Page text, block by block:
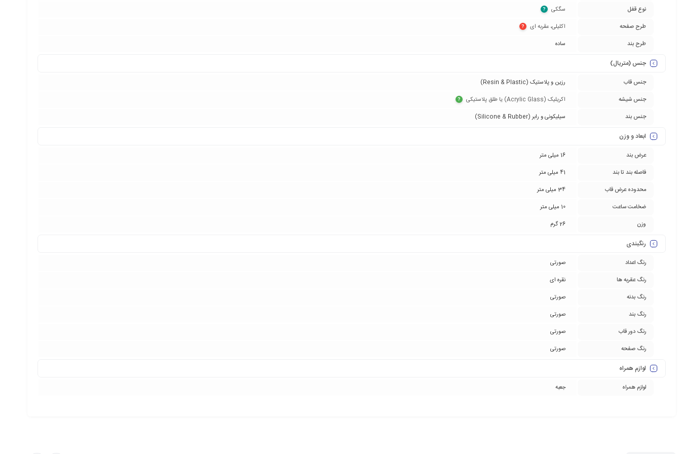
نوع قفل سگکی‏ ?
طرح صفحه اکلیلی، عقربه ای‏ ?
طرح بند ساده
جنس (متریال)
جنس قاب
رزین و پلاستیک (Resin & Plastic)
جنس شیشه
اکریلیک (Acrylic Glass) یا طلق پلاستیکی‏ ?
جنس بند سیلیکونی و رابر (Silicone & Rubber)
ابعاد و وزن
عرض بند
16 میلی متر
فاصله بند تا بند
41 میلی متر
محدوده عرض قاب
34 میلی متر
ضخامت ساعت
10 میلی متر
وزن
26 گرم
رنگبندی
رنگ اعداد
صورتی
رنگ عقربه ها
نقره ای
رنگ بدنه
صورتی
رنگ بند
صورتی
رنگ دور قاب
صورتی
رنگ صفحه
صورتی
لوازم همراه
لوازم همراه جعبه